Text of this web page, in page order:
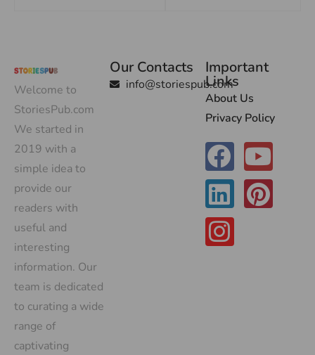
Welcome to
StoriesPub.com
We started in
2019 with a
simple idea to
provide our
readers with
useful and
interesting
information. Our
team is dedicated
to curating a wide
range of
captivating
Our Contacts
info@storiespub.com
Important
Links
About Us
Privacy Policy